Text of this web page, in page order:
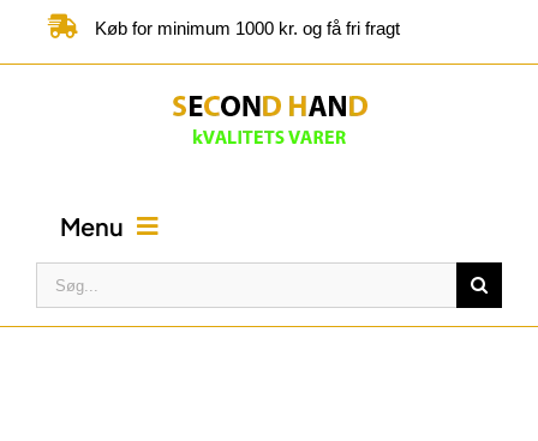
Køb for minimum 1000 kr. og få fri fragt
Menu
Søg
efter: